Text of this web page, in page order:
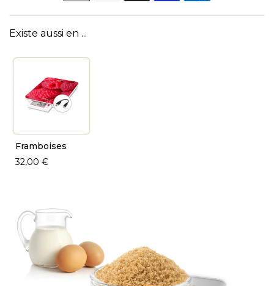
Existe aussi en ...
Framboises
32,00 €